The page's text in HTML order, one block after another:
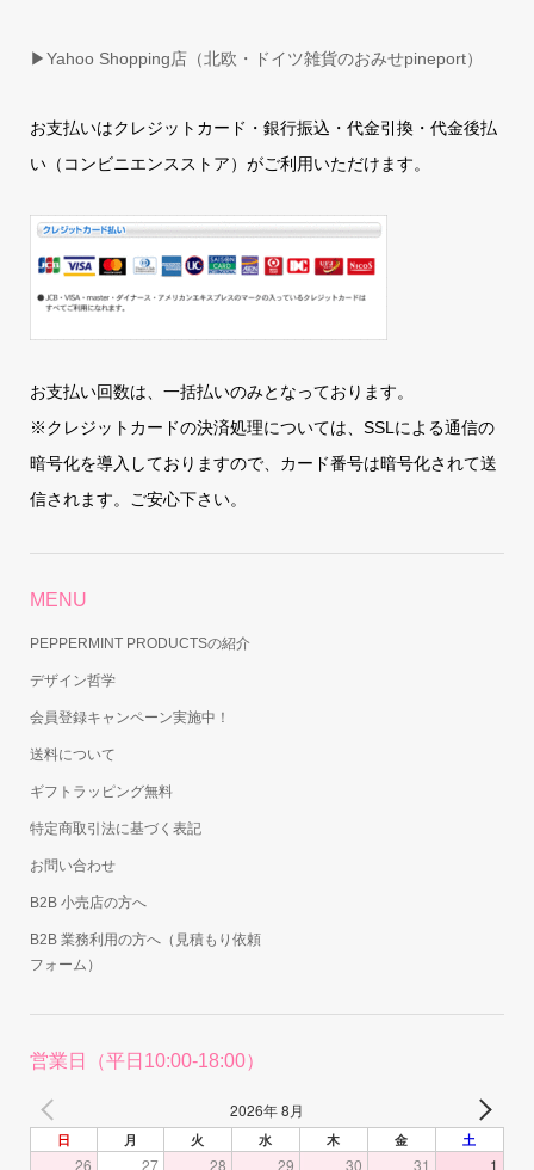
▶Yahoo Shopping店（北欧・ドイツ雑貨のおみせpineport）
お支払いはクレジットカード・銀行振込・代金引換・代金後払
い（コンビニエンスストア）がご利用いただけます。
お支払い回数は、一括払いのみとなっております。
※クレジットカードの決済処理については、SSLによる通信の
暗号化を導入しておりますので、カード番号は暗号化されて送
信されます。ご安心下さい。
MENU
PEPPERMINT PRODUCTSの紹介
デザイン哲学
会員登録キャンペーン実施中！
送料について
ギフトラッピング無料
特定商取引法に基づく表記
お問い合わせ
B2B 小売店の方へ
B2B 業務利用の方へ（見積もり依頼
フォーム）
営業日（平日10:00-18:00）
2026年 8月
日 月 火 水 木 金 土
26 27 28 29 30 31 1